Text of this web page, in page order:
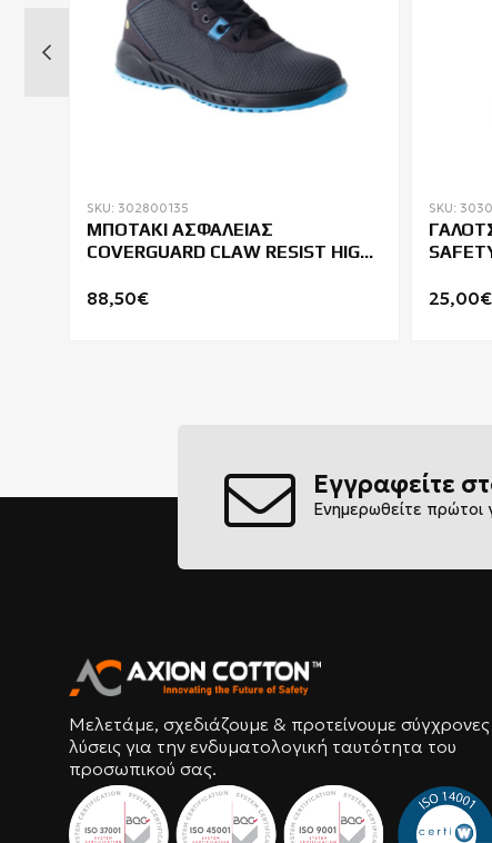
SKU: 302800135
ΜΠΟΤΑΚΙ ΑΣΦΑΛΕΙΑΣ
COVERGUARD CLAW RESIST HIGH
88,50€
SKU:
25,00€
Εγγραφείτε
Ενημερωθείτε
Μελετάμε, σχεδιάζουμε & προτείνουμε σύγχρονες
λύσεις για την ενδυματολογική ταυτότητα του
προσωπικού σας.